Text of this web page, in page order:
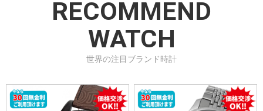
RECOMMEND
WATCH
世界の注目ブランド時計